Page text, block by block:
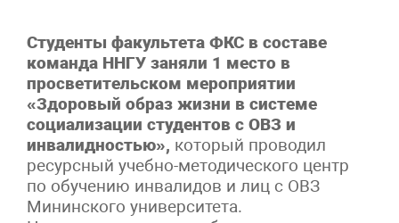
Студенты факультета ФКС в составе
команда ННГУ заняли 1 место в
просветительском мероприятии
«Здоровый образ жизни в системе
социализации студентов с ОВЗ и
инвалидностью», который проводил
ресурсный учебно-методического центр
по обучению инвалидов и лиц с ОВЗ
Мининского университета.